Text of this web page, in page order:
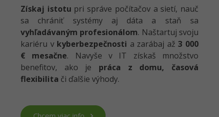
Kybernetická bezpečnosť
✅ NOVINKA
Softvérový tester
AI kurz zadarmo
Programátor Python
AI kurz zadarmo
Získaj istotu pri správe počítačov a sietí, nauč
sa chrániť systémy aj dáta a staň sa
vyhľadávaným profesionálom. Naštartuj svoju
kariéru v kyberbezpečnosti a zarábaj až3 000
€ mesačne. Navyše v IT získaš množstvo
benefitov, ako je práca z domu, časová
flexibilita či ďalšie výhody.